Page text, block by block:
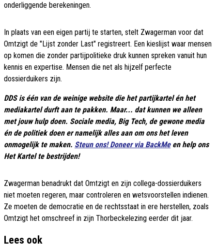
onderliggende berekeningen.
In plaats van een eigen partij te starten, stelt Zwagerman voor dat
Omtzigt de "Lijst zonder Last" registreert. Een kieslijst waar mensen
op komen die zonder partijpolitieke druk kunnen spreken vanuit hun
kennis en expertise. Mensen die net als hijzelf perfecte
dossierduikers zijn.
DDS is één van de weinige website die het partijkartel én het
mediakartel durft aan te pakken. Maar... dat kunnen we alleen
met jouw hulp doen. Sociale media, Big Tech, de gewone media
én de politiek doen er namelijk alles aan om ons het leven
onmogelijk te maken. Steun ons! Doneer via BackMeen help ons
Het Kartel te bestrijden!
Zwagerman benadrukt dat Omtzigt en zijn collega-dossierduikers
niet moeten regeren, maar controleren en wetsvoorstellen indienen.
Ze moeten de democratie en de rechtsstaat in ere herstellen, zoals
Omtzigt het omschreef in zijn Thorbeckelezing eerder dit jaar.
Lees ook